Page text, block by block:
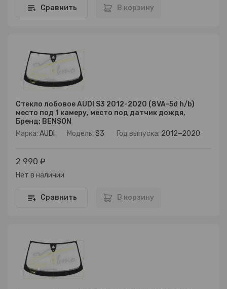
Сравнить В корзину
Стекло лобовое AUDI S3 2012-2020 (8VA-5d h/b)
место под 1 камеру, место под датчик дождя,
Бренд: BENSON
Марка: AUDI Модель: S3 Год выпуска: 2012−2020
2 990 ₽
Нет в наличии
Сравнить В корзину